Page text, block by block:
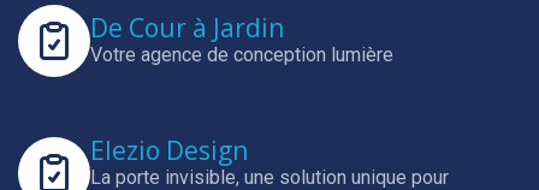
De Cour à Jardin
Votre agence de conception lumière
Elezio Design
La porte invisible, une solution unique pour